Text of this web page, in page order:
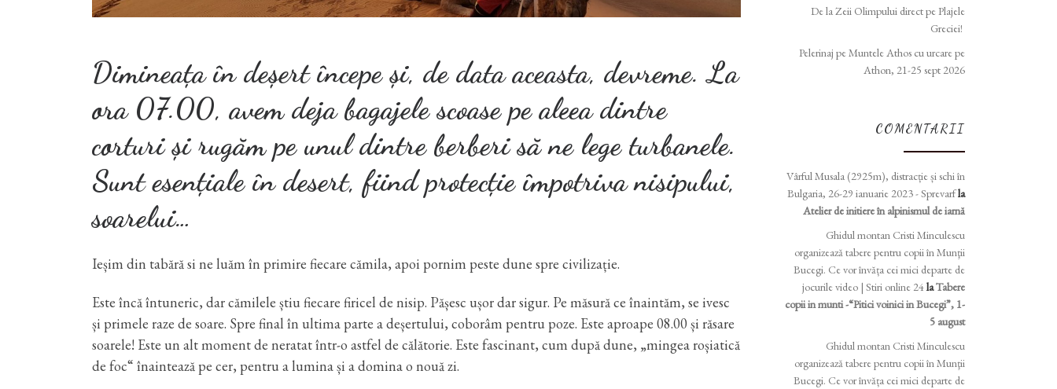
Dimineața în deșert începe și, de data aceasta, devreme. La
ora 07.00, avem deja bagajele scoase pe aleea dintre
corturi și rugăm pe unul dintre berberi să ne lege turbanele.
Sunt esențiale în desert, fiind protecție împotriva nisipului,
soarelui…
Ieșim din tabără si ne luăm în primire fiecare cămila, apoi pornim peste dune spre civilizație.
Este încă întuneric, dar cămilele știu fiecare firicel de nisip. Pășesc ușor dar sigur. Pe măsură ce înaintăm, se ivesc
și primele raze de soare. Spre final în ultima parte a deșertului, coborâm pentru poze. Este aproape 08.00 și răsare
soarele! Este un alt moment de neratat într-o astfel de călătorie. Este fascinant, cum după dune, „mingea roșiatică
de foc“ înaintează pe cer, pentru a lumina și a domina o nouă zi.
De la Zeii Olimpului direct pe Plajele
Greciei!
Pelerinaj pe Muntele Athos cu urcare pe
Athon, 21-25 sept 2026
COMENTARII
Vârful Musala (2925m), distracție și schi în
Bulgaria, 26-29 ianuarie 2023 - Sprevarfla
Atelier de initiere în alpinismul de iarnă
Ghidul montan Cristi Minculescu
organizează tabere pentru copii în Munţii
Bucegi. Ce vor învăța cei mici departe de
jocurile video | Stiri online 24laTabere
copii in munti -“Pitici voinici in Bucegi”, 1-
5 august
Ghidul montan Cristi Minculescu
organizează tabere pentru copii în Munţii
Bucegi. Ce vor învăța cei mici departe de